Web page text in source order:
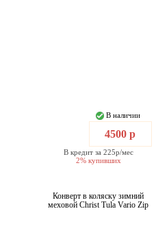
В наличии
4500 р
В кредит за 225р/мес
2% купивших
Конверт в коляску зимний
меховой Christ Tula Vario Zip